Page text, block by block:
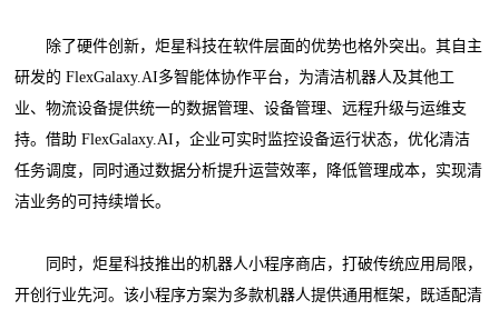
除了硬件创新，炬星科技在软件层面的优势也格外突出。其自主
研发的 FlexGalaxy.AI多智能体协作平台，为清洁机器人及其他工
业、物流设备提供统一的数据管理、设备管理、远程升级与运维支
持。借助 FlexGalaxy.AI，企业可实时监控设备运行状态，优化清洁
任务调度，同时通过数据分析提升运营效率，降低管理成本，实现清
洁业务的可持续增长。
同时，炬星科技推出的机器人小程序商店，打破传统应用局限，
开创行业先河。该小程序方案为多款机器人提供通用框架，既适配清